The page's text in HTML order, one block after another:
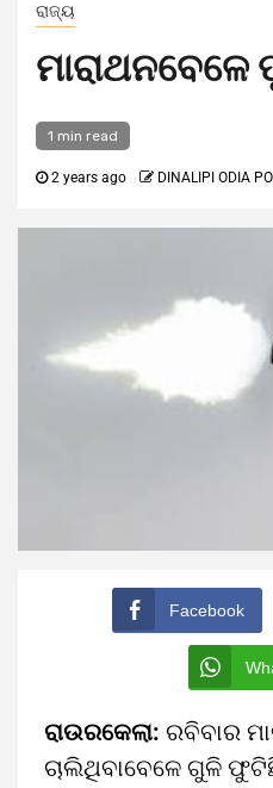
ରାଜ୍ୟ
1 min read
2 years ago DINALIPI ODIA
Facebook
ରାଉରକେଲା: ରବିବାର
ଚାଲିଥିବାବେଳେ ଗୁଳି